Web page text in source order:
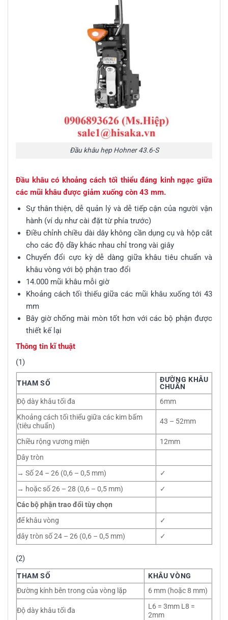
Đầu khâu hẹp Hohner 43.6-S
Đầu khâu có khoảng cách tối thiểu đáng kinh ngạc giữa
các mũi khâu được giảm xuống còn 43 mm.
Sự thân thiện, dễ quản lý và dễ tiếp cận của người vận
hành (ví dụ như cài đặt từ phía trước)
Điều chỉnh chiều dài dây không cần dụng cụ và hộp cắt
cho các độ dầy khác nhau chỉ trong vài giây
Chuyển đổi cực kỳ dễ dàng giữa khâu tiêu chuẩn và
khâu vòng với bộ phận trao đổi
14.000 mũi khâu mỗi giờ
Khoảng cách tối thiếu giữa các mũi khâu xuống tới 43
mm
Bây giờ chống mài mòn tốt hơn với các bộ phận được
thiết kế lại
Thông tin kĩ thuật
(1)
THAM SỐ
ĐƯỜNG KHÂU
CHUẨN
Độ dày khâu tối đa
6mm
Khoảng cách tối thiểu giữa các kim bấm
(tiêu chuẩn)
43 – 52mm
Chiều rộng vương miện
12mm
Dây tròn
→ Số 24 – 26 (0,6 – 0,5 mm)
✓
→ hoặc số 26 – 28 (0,6 – 0,5 mm)
✓
Các bộ phận trao đổi tùy chọn
để khâu vòng
✓
dây tròn số 24 – 26 (0,6 – 0,5 mm)
✓
(2)
THAM SỐ
KHÂU VÒNG
Đường kính bên trong của vòng lặp
6 mm (hoặc 8 mm)
Độ dày khâu tối đa
L6 = 3mm L8 =
2mm